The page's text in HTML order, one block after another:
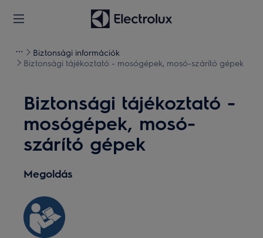
Biztonsági információk
Biztonsági tájékoztató - mosógépek, mosó-szárító gépek
Biztonsági tájékoztató -
mosógépek, mosó-
szárító gépek
Megoldás